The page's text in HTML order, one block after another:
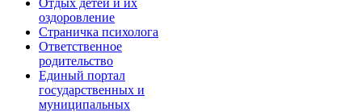
оздоровление
Страничка психолога
Ответственное
родительство
Единый портал
государственных и
муниципальных